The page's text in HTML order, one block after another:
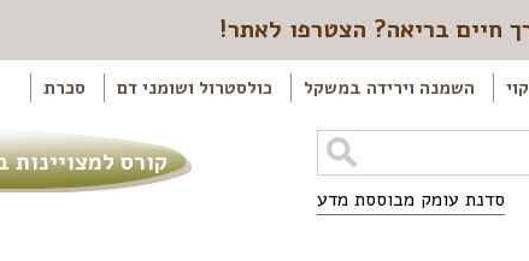
חיים בריאה? הצטרפו לאתר!
השמנה וירידה במשקל כולסטרול ושומני דם סכרת
סדנת עומק מבוססת מדע
קורס למצויינות